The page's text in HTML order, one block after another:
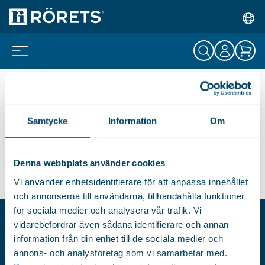
Samtycke Information Om
Denna webbplats använder cookies
Vi använder enhetsidentifierare för att anpassa innehållet
och annonserna till användarna, tillhandahålla funktioner
för sociala medier och analysera vår trafik. Vi
vidarebefordrar även sådana identifierare och annan
information från din enhet till de sociala medier och
annons- och analysföretag som vi samarbetar med.
AB RÖRETS INDUSTRIER
Postfach 8016